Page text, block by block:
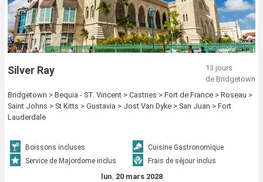
Silver Ray
13 jours
de Bridgetown
Bridgetown > Bequia - ST. Vincent > Castries > Fort de France > Roseau >
Saint Johns > St Kitts > Gustavia > Jost Van Dyke > San Juan > Fort
Lauderdale
Boissons incluses
Cuisine Gastronomique
Service de Majordome inclus
Frais de séjour inclus
lun. 20 mars 2028